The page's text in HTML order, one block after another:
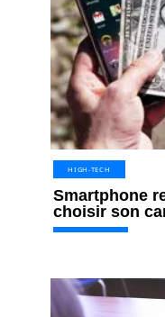
HIGH-TECH
Smartphone
choisir son